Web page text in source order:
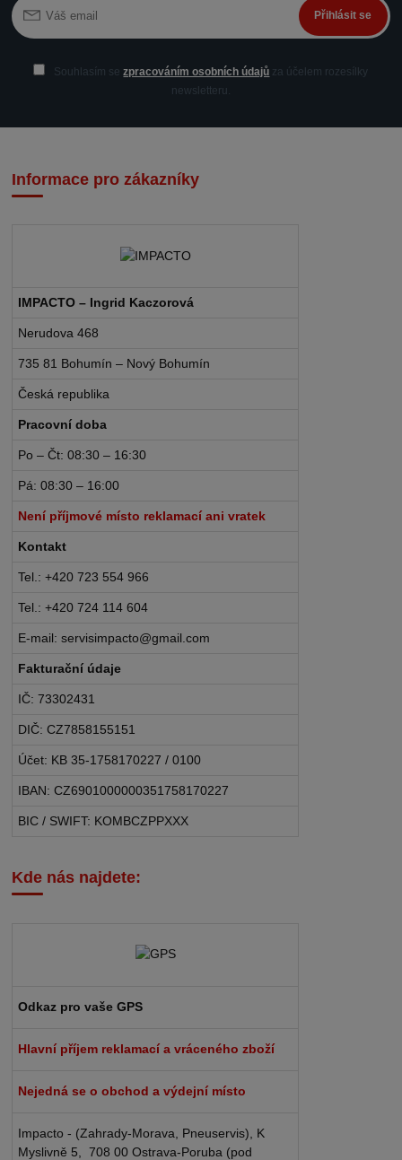
Přihlásit se
Souhlasím sezpracováním osobních údajů za účelem rozesílky
newsletteru.
Informace pro zákazníky
IMPACTO – Ingrid Kaczorová
Nerudova 468
735 81 Bohumín – Nový Bohumín
Česká republika
Pracovní doba
Po – Čt: 08:30 – 16:30
Pá: 08:30 – 16:00
Není příjmové místo reklamací ani vratek
Kontakt
Tel.: +420 723 554 966
Tel.: +420 724 114 604
E-mail: servisimpacto@gmail.com
Fakturační údaje
IČ: 73302431
DIČ: CZ7858155151
Účet: KB 35-1758170227 / 0100
IBAN: CZ6901000000351758170227
BIC / SWIFT: KOMBCZPPXXX
Kde nás najdete:
Odkaz pro vaše GPS
Hlavní příjem reklamací a vráceného zboží
Nejedná se o obchod a výdejní místo
Impacto - (Zahrady-Morava, Pneuservis), K
Myslivně 5, 708 00 Ostrava-Poruba (pod